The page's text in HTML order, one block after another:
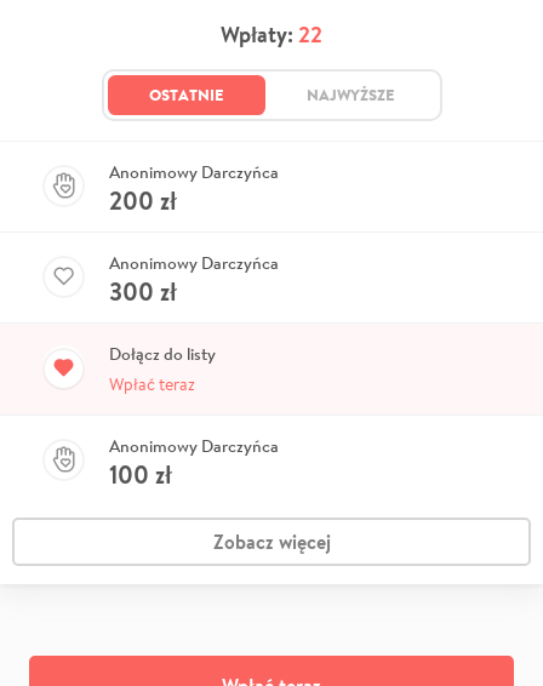
Wpłaty: 22
OSTATNIE NAJWYŻSZE
Anonimowy Darczyńca
200 zł
Anonimowy Darczyńca
300 zł
Dołącz do listy
Wpłać teraz
Anonimowy Darczyńca
100 zł
Zobacz więcej